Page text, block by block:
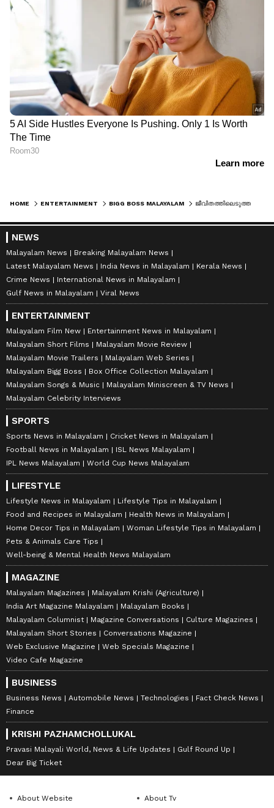
HOME ENTERTAINMENT BIGG BOSS MALAYALAM
NEWS
Malayalam News
Breaking Malayalam News
Latest Malayalam News
India News in Malayalam
Kerala News
Crime News
International News in Malayalam
Gulf News in Malayalam
Viral News
ENTERTAINMENT
Malayalam Film New
Entertainment News in Malayalam
Malayalam Short Films
Malayalam Movie Review
Malayalam Movie Trailers
Malayalam Web Series
Malayalam Bigg Boss
Box Office Collection Malayalam
Malayalam Songs & Music
Malayalam Miniscreen & TV News
Malayalam Celebrity Interviews
SPORTS
Sports News in Malayalam
Cricket News in Malayalam
Football News in Malayalam
ISL News Malayalam
IPL News Malayalam
World Cup News Malayalam
LIFESTYLE
Lifestyle News in Malayalam
Lifestyle Tips in Malayalam
Food and Recipes in Malayalam
Health News in Malayalam
Home Decor Tips in Malayalam
Woman Lifestyle Tips in Malayalam
Pets & Animals Care Tips
Well-being & Mental Health News Malayalam
MAGAZINE
Malayalam Magazines
Malayalam Krishi (Agriculture)
India Art Magazine Malayalam
Malayalam Books
Malayalam Columnist
Magazine Conversations
Culture Magazines
Malayalam Short Stories
Conversations Magazine
Web Exclusive Magazine
Web Specials Magazine
Video Cafe Magazine
BUSINESS
Business News Automobile News Technologies
Fact Check News
Finance
KRISHI PAZHAMCHOLLUKAL
Pravasi Malayali World, News & Life Updates
Gulf Round Up
Dear Big Ticket
About Website About Tv